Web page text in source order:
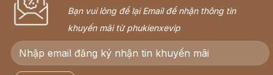
Bạn vui lòng để lại Email để nhận thông tin
khuyến mãi từ phukienxevip